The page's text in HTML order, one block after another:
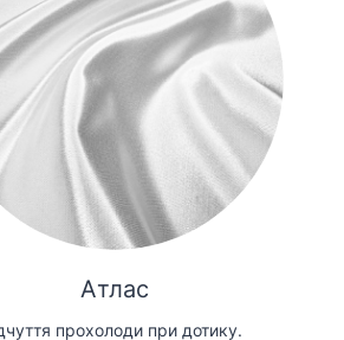
Атлас
прохолоди при дотику.